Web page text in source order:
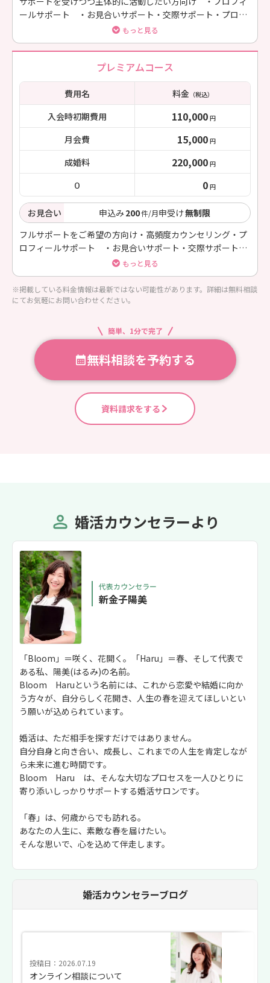
ールサポート ・お見合いサポート・交際サポート・プロポ
ーズサポート(プロポーズの夢かなえます)・結婚準備サポー
ト・結婚後サポート 等
もっと見る
プレミアムコース
費用名 料金（税込）
入会時初期費用 110,000 円
月会費 15,000 円
成婚料 220,000 円
０ 0 円
お見合い 申込み200件/月申受け無制限
フルサポートをご希望の方向け・高頻度カウンセリング・プ
ロフィールサポート ・お見合いサポート・交際サポート・
プロポーズサポート(プロポーズの夢かなえます)・結婚準備
サポート・結婚後サポート 等
もっと見る
※掲載している料金情報は最新ではない可能性があります。詳細は無料相談
にてお気軽にお問い合わせください。
簡単、1分で完了
無料相談を予約する
資料請求をする
婚活カウンセラーより
代表カウンセラー
新金子陽美
「Bloom」＝咲く、花開く。「Haru」＝春、そして代表で
ある私、陽美(はるみ)の名前。
Bloom Haruという名前には、これから恋愛や結婚に向か
う方々が、自分らしく花開き、人生の春を迎えてほしいとい
う願いが込められています。
婚活は、ただ相手を探すだけではありません。
自分自身と向き合い、成長し、これまでの人生を肯定しなが
ら未来に進む時間です。
Bloom Haru は、そんな大切なプロセスを一人ひとりに
寄り添いしっかりサポートする婚活サロンです。
「春」は、何歳からでも訪れる。
あなたの人生に、素敵な春を届けたい。
そんな思いで、心を込めて伴走します。
婚活カウンセラーブログ
投稿日：2026.07.19
オンライン相談について